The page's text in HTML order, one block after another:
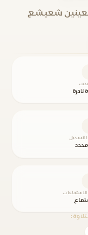
شعيشع
نادرة
التسجيل
محدد